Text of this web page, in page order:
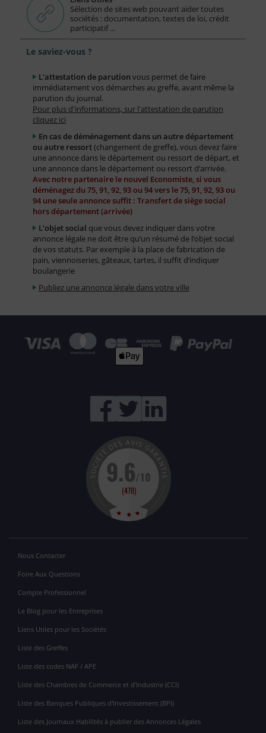
Sélection de sites web pouvant aider toutes
sociétés : documentation, textes de loi, crédit
participatif ...
Le saviez-vous ?
L'attestation de parution vous permet de faire
immédiatement vos démarches au greffe, avant même la
parution du journal.
Pour plus d'informations, sur l'attestation de parution
cliquez ici
En cas de déménagement dans un autre département
ou autre ressort(changement de greffe), vous devez faire
une annonce dans le département ou ressort de départ, et
une annonce dans le département ou ressort d’arrivée.
Avec notre partenaire le nouvel Economiste, si vous
déménagez du 75, 91, 92, 93 ou 94 vers le 75, 91, 92, 93 ou
94 une seule annonce suffit : Transfert de siège social
hors département (arrivée)
L’objet social que vous devez indiquer dans votre
annonce légale ne doit être qu’un résumé de l’objet social
de vos statuts. Par exemple à la place de fabrication de
pain, viennoiseries, gâteaux, tartes, il suffit d’indiquer
boulangerie
Publiez une annonce légale dans votre ville
Nous Contacter
Foire Aux Questions
Compte Professionnel
Le Blog pour les Entreprises
Liens Utiles pour les Sociétés
Liste des Greffes
Liste des codes NAF / APE
Liste des Chambres de Commerce et d'Industrie (CCI)
Liste des Banques Publiques d'Investissement (BPI)
Liste des Journaux Habilités à publier des Annonces Légales